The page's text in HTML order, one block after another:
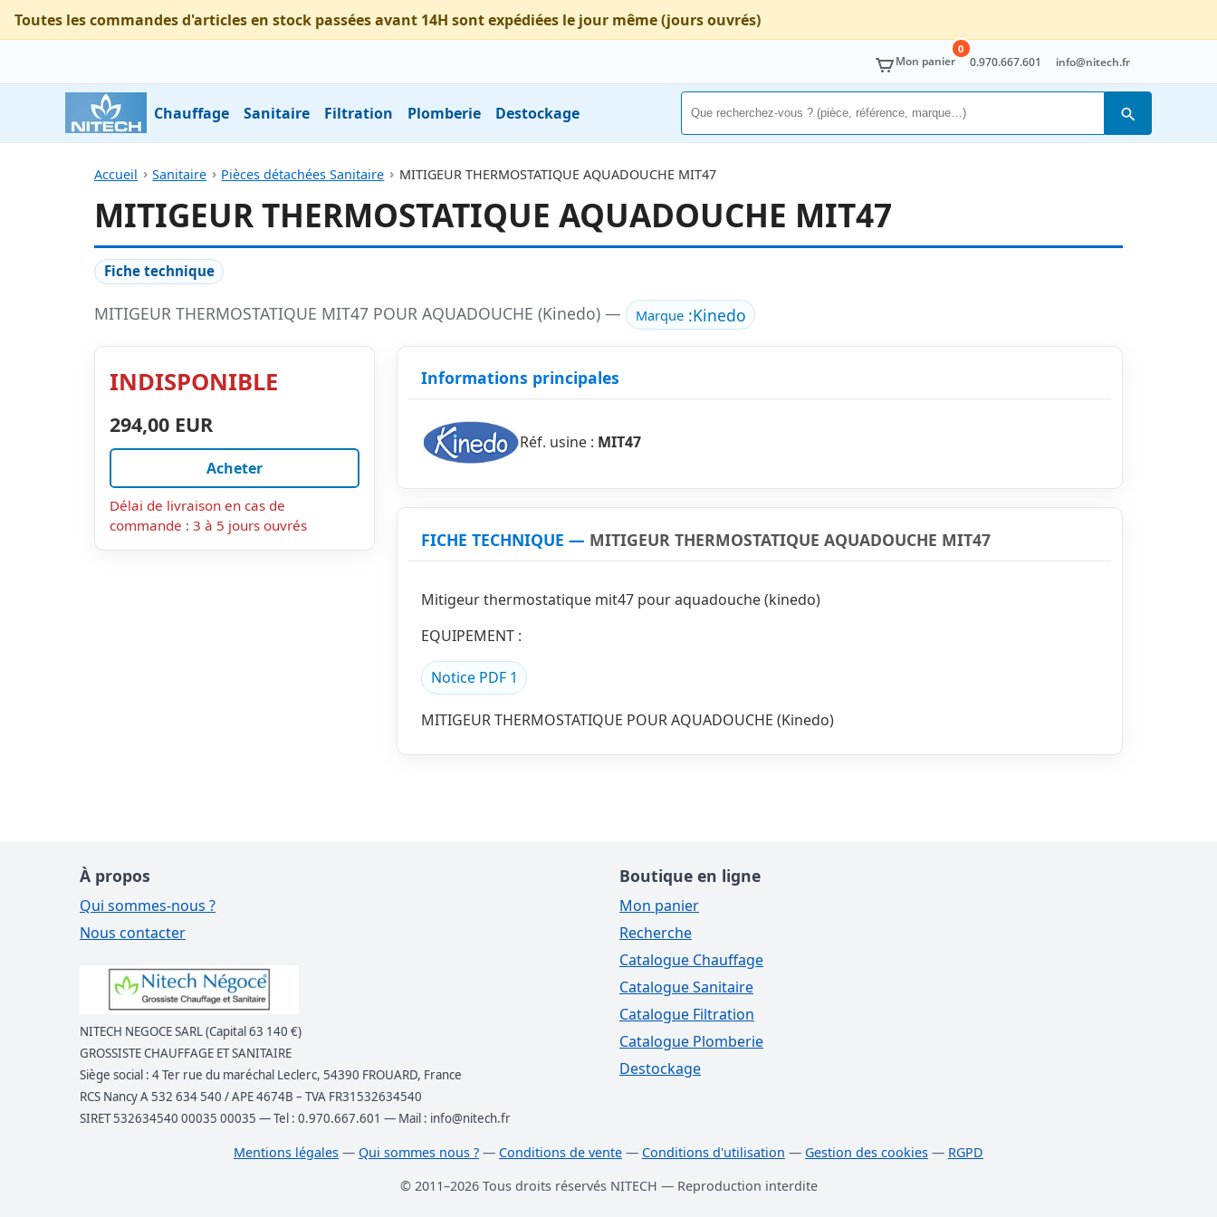
Toutes les commandes d'articles en stock passées avant 14H sont expédiées le jour même (jours ouvrés)
Mon panier
0
0.970.667.601 info@nitech.fr
Chauffage Sanitaire Filtration Plomberie Destockage
Rechercher
Accueil Sanitaire Pièces détachées Sanitaire MITIGEUR THERMOSTATIQUE AQUADOUCHE MIT47
MITIGEUR THERMOSTATIQUE AQUADOUCHE MIT47
Fiche technique
MITIGEUR THERMOSTATIQUE MIT47 POUR AQUADOUCHE (Kinedo) — Marque:Kinedo
INDISPONIBLE
294,00 EUR
Acheter
Délai de livraison en cas de
commande : 3 à 5 jours ouvrés
Informations principales
Réf. usine : MIT47
FICHE TECHNIQUE — MITIGEUR THERMOSTATIQUE AQUADOUCHE MIT47
Mitigeur thermostatique mit47 pour aquadouche (kinedo)
EQUIPEMENT :
Notice PDF 1
MITIGEUR THERMOSTATIQUE POUR AQUADOUCHE (Kinedo)
À propos
Qui sommes-nous ?
Nous contacter
NITECH NEGOCE SARL (Capital 63 140 €)
GROSSISTE CHAUFFAGE ET SANITAIRE
Siège social : 4 Ter rue du maréchal Leclerc, 54390 FROUARD, France
RCS Nancy A 532 634 540 / APE 4674B – TVA FR31532634540
SIRET 532634540 00035 00035 — Tel : 0.970.667.601 — Mail : info@nitech.fr
Boutique en ligne
Mon panier
Recherche
Catalogue Chauffage
Catalogue Sanitaire
Catalogue Filtration
Catalogue Plomberie
Destockage
Mentions légales — Qui sommes nous ? — Conditions de vente — Conditions d'utilisation — Gestion des cookies — RGPD
© 2011–2026 Tous droits réservés NITECH — Reproduction interdite